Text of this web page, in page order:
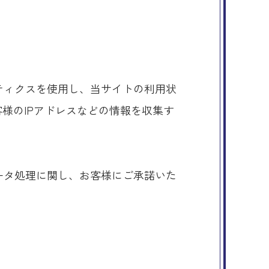
クスを使用し、当サイトの利用状
のIPアドレスなどの情報を収集す
処理に関し、お客様にご承諾いた